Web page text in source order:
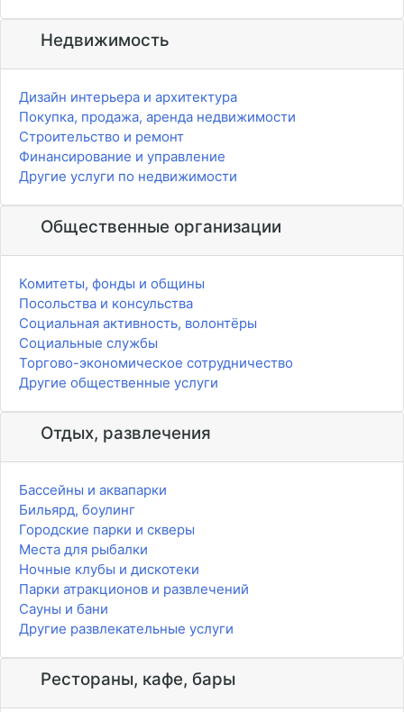
Недвижимость
Дизайн интерьера и архитектура
Покупка, продажа, аренда недвижимости
Строительство и ремонт
Финансирование и управление
Другие услуги по недвижимости
Общественные организации
Комитеты, фонды и общины
Посольства и консульства
Социальная активность, волонтёры
Социальные службы
Торгово-экономическое сотрудничество
Другие общественные услуги
Отдых, развлечения
Бассейны и аквапарки
Бильярд, боулинг
Городские парки и скверы
Места для рыбалки
Ночные клубы и дискотеки
Парки атракционов и развлечений
Сауны и бани
Другие развлекательные услуги
Рестораны, кафе, бары